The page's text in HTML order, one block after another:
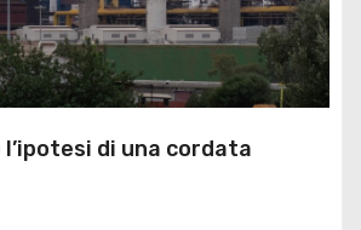
l’ipotesi di una cordata